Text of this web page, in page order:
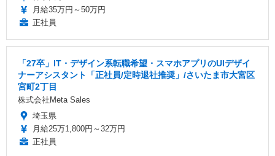
月給35万円～50万円
正社員
「27卒」IT・デザイン系転職希望・スマホアプリのUIデザイ
ナーアシスタント「正社員/定時退社推奨」/さいたま市大宮区
宮町2丁目
株式会社Meta Sales
埼玉県
月給25万1,800円～32万円
正社員